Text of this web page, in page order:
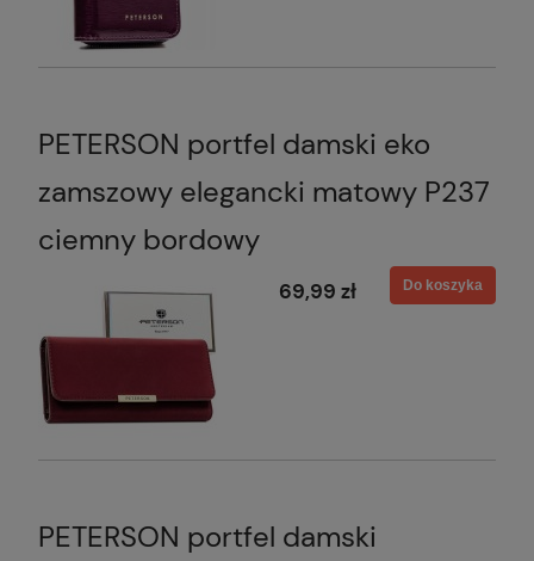
PETERSON portfel damski eko
zamszowy elegancki matowy P237
ciemny bordowy
69,99 zł Do koszyka
PETERSON portfel damski